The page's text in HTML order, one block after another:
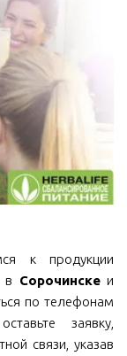
к продукции
в Сорочинскеи
по телефонам
заявку,
связи, указав